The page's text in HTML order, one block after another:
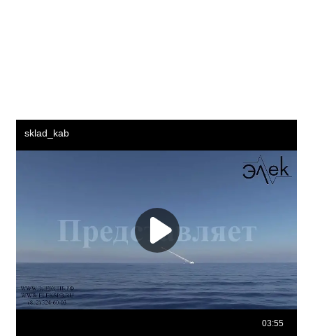
Братск Сыктывкар Ангарск Старый Оскол Красногорск
Орск Псков Абакан Армавир Бийск Южно-Сахалинск
Уссурийск Норильск Прокопьевск Рыбинск Волгодонск
Альметьевск Петропавловск-Камчатский Сызрань
Северодвинск Керчь Миасс Салават Копейск Пятигорск
Электросталь Майкоп Находка Березники Нефтекамск
Серпухов Обнинск Кызыл Каспийск Ковров Дербент и
прочие города Российской Федерации